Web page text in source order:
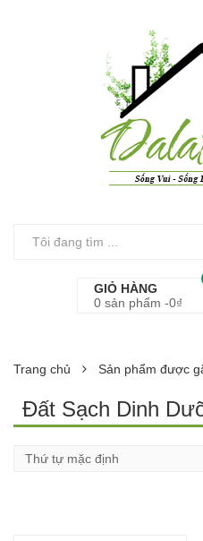
GIỎ HÀNG
0 sản phẩm -0₫
Trang chủ Sản phẩm được
Đất Sạch Dinh